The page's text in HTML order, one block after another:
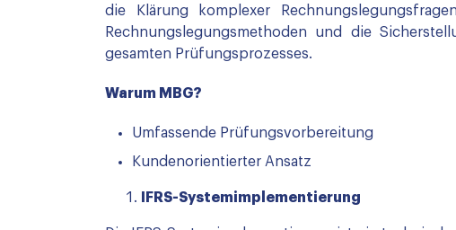
die Klärung komplexer
Rechnungslegungsmethoden und die
gesamten Prüfungsprozesses.
Warum MBG?
Umfassende Prüfungsvorbereitung
Kundenorientierter Ansatz
IFRS-Systemimplementierung